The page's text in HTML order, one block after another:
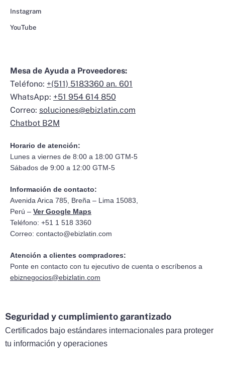
Instagram
YouTube
Mesa de Ayuda a Proveedores:
Teléfono: +(511) 5183360 an. 601
WhatsApp: +51 954 614 850
Correo: soluciones@ebizlatin.com
Chatbot B2M
Horario de atención:
Lunes a viernes de 8:00 a 18:00 GTM-5
Sábados de 9:00 a 12:00 GTM-5
Información de contacto:
Avenida Arica 785, Breña – Lima 15083,
Perú – Ver Google Maps
Teléfono: +51 1 518 3360
Correo: contacto@ebizlatin.com
Atención a clientes compradores:
Ponte en contacto con tu ejecutivo de cuenta o escríbenos a
ebiznegocios@ebizlatin.com
Seguridad y cumplimiento garantizado
Certificados bajo estándares internacionales para proteger
tu información y operaciones